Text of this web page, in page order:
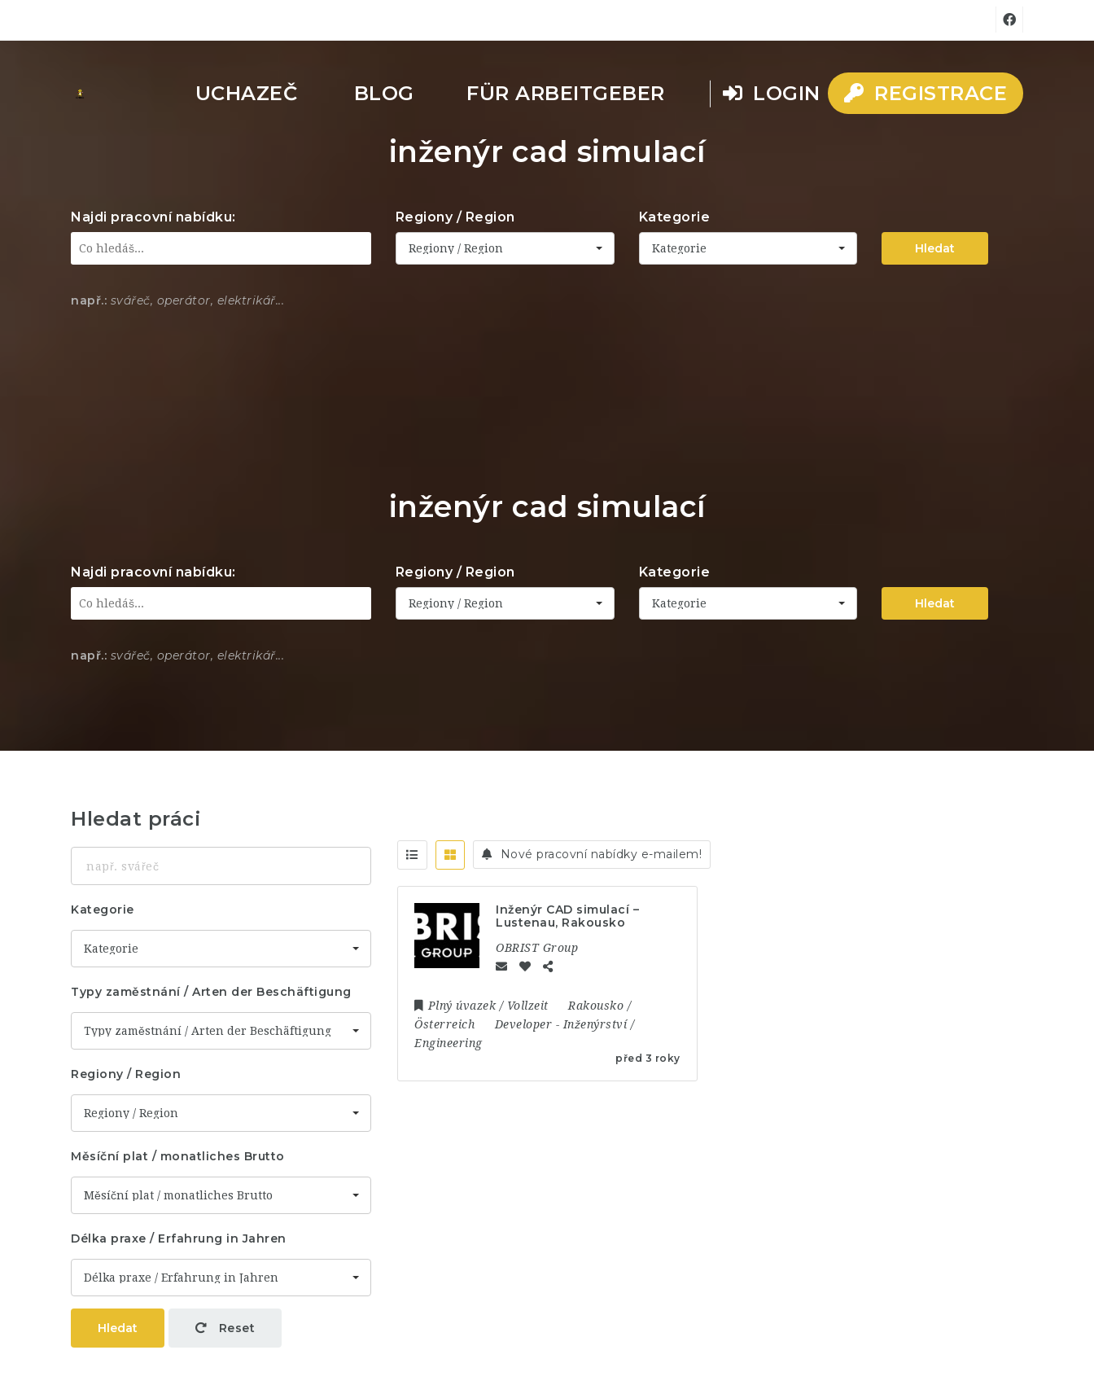
UCHAZEČ BLOG FÜR ARBEITGEBER LOGIN REGISTRACE
inženýr cad simulací
Najdi pracovní nabídku: Regiony / Region
Regiony / Region
Kategorie
Kategorie Hledat
např.: svářeč, operátor, elektrikář...
inženýr cad simulací
Najdi pracovní nabídku: Regiony / Region
Regiony / Region
Kategorie
Kategorie Hledat
např.: svářeč, operátor, elektrikář...
Nové pracovní nabídky e-mailem!
Inženýr CAD simulací –
Lustenau, Rakousko
před 3 roky
OBRIST Group
Plný úvazek / Vollzeit
Rakousko /
Österreich
Developer - Inženýrství /
Engineering
Hledat práci
svářeč
Kategorie
Kategorie
Typy zaměstnání / Arten der Beschäftigung
Typy zaměstnání / Arten der Beschäftigung
Regiony / Region
Regiony / Region
Měsíční plat / monatliches Brutto
Měsíční plat / monatliches Brutto
Délka praxe / Erfahrung in Jahren
Délka praxe / Erfahrung in Jahren
Hledat Reset